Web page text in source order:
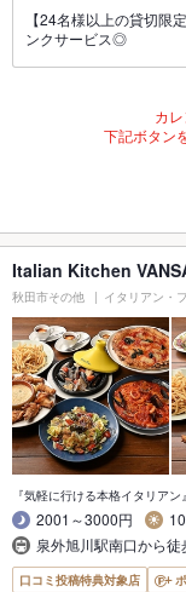
【24名様以上の貸切限
ンクサービス◎
カ
下記ボタン
Italian Kitchen
秋田市その他 イタリアン・
『気軽に行ける本格イタリアン
2001～3000円
泉外旭川駅南口から
口コミ投稿特典対象店